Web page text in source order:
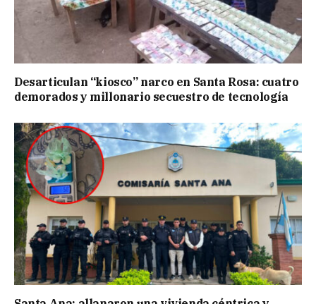
Desarticulan “kiosco” narco en Santa Rosa: cuatro
demorados y millonario secuestro de tecnología